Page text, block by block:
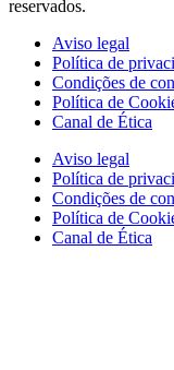
reservados.
Aviso legal
Política de
Condições de
Política de
Canal de Ética
Aviso legal
Política de
Condições de
Política de
Canal de Ética